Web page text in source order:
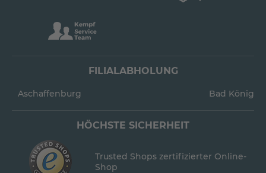
FILIALABHOLUNG
Aschaffenburg Bad König
HÖCHSTE SICHERHEIT
Trusted Shops zertifizierter Online-
Shop